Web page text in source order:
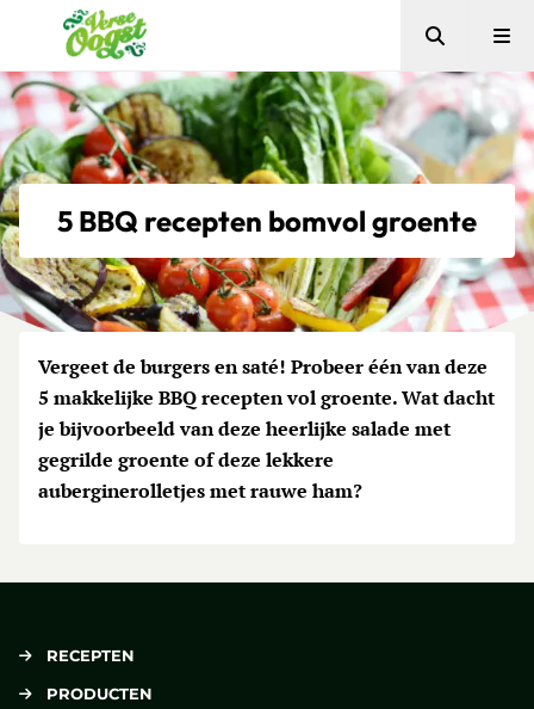
Verse Oogst
Zoeken
5 BBQ recepten bomvol groente
Vergeet de burgers en saté! Probeer één van deze
5 makkelijke BBQ recepten vol groente. Wat dacht
je bijvoorbeeld van deze heerlijke salade met
gegrilde groente of deze lekkere
auberginerolletjes met rauwe ham?
RECEPTEN
PRODUCTEN